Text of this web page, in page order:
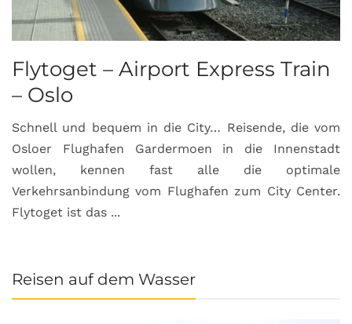
Flytoget – Airport Express Train
– Oslo
Schnell und bequem in die City… Reisende, die vom
Osloer Flughafen Gardermoen in die Innenstadt
wollen, kennen fast alle die optimale
Verkehrsanbindung vom Flughafen zum City Center.
Flytoget ist das ...
Reisen auf dem Wasser